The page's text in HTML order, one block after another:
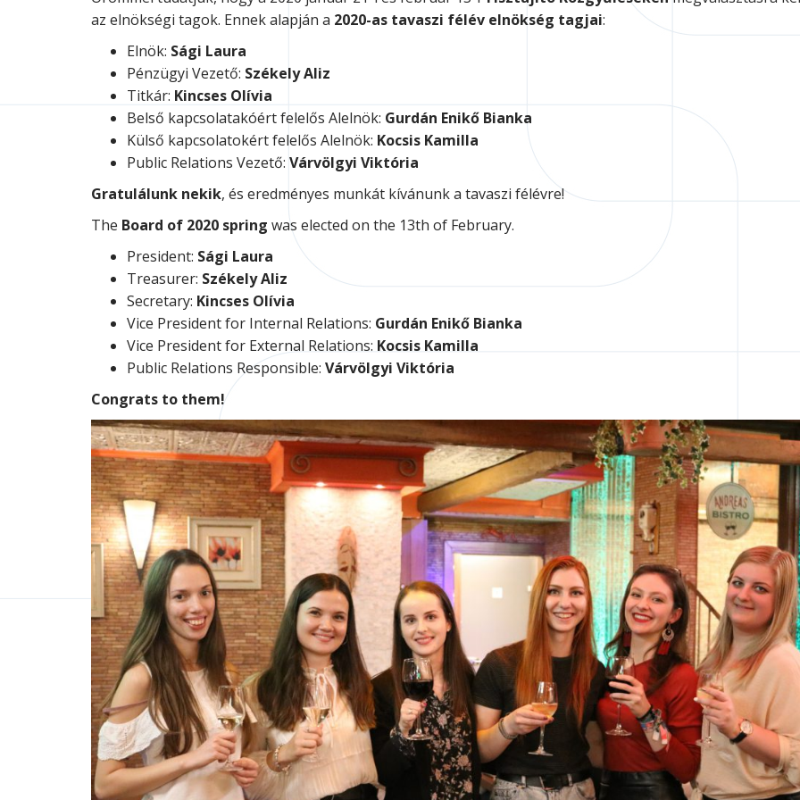
az elnökségi tagok. Ennek alapján a 2020-as tavaszi félév elnökség tagjai:
Elnök: Sági Laura
Pénzügyi Vezető: Székely Aliz
Titkár: Kincses Olívia
Belső kapcsolatakóért felelős Alelnök: Gurdán Enikő Bianka
Külső kapcsolatokért felelős Alelnök: Kocsis Kamilla
Public Relations Vezető: Várvölgyi Viktória
Gratulálunk nekik, és eredményes munkát kívánunk a tavaszi félévre!
The Board of 2020 spring was elected on the 13th of February.
President: Sági Laura
Treasurer: Székely Aliz
Secretary: Kincses Olívia
Vice President for Internal Relations: Gurdán Enikő Bianka
Vice President for External Relations: Kocsis Kamilla
Public Relations Responsible: Várvölgyi Viktória
Congrats to them!